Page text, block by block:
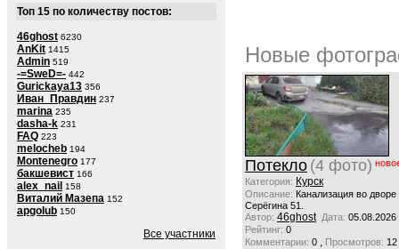
Топ 15 по количеству постов:
46ghost 6230
AnKit 1415
Admin 519
-=SweD=- 442
Gurickaya13 356
Иван_Правдин 237
marina 235
dasha-k 231
FAQ 223
melocheb 194
Montenegro 177
бакшевист 166
alex_nail 158
Виталий Мазепа 152
apgolub 150
Все участники
Новые
Потекло (4 фото)
Категория: Курск
Описание: Канализация во
Серёгина 51.
Автор: 46ghost Дата: 05.08.2026
Рейтинг: 0
Комментарии: 0 , Просмотров: 12